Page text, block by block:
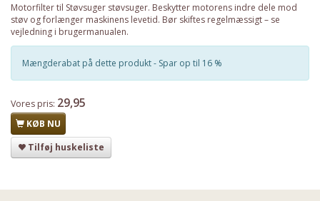
Motorfilter til Støvsuger støvsuger. Beskytter motorens indre dele mod
støv og forlænger maskinens levetid. Bør skiftes regelmæssigt – se
vejledning i brugermanualen.
Mængderabat på dette produkt - Spar op til 16 %
Vores pris: 29,95
KØB NU
Tilføj huskeliste